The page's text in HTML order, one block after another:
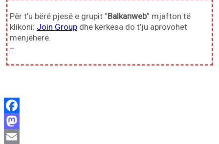
Për t’u bërë pjesë e grupit “Balkanweb” mjafton të
klikoni: Join Group dhe kërkesa do t’ju aprovohet
menjëherë.
–
Facebook
Mastodon